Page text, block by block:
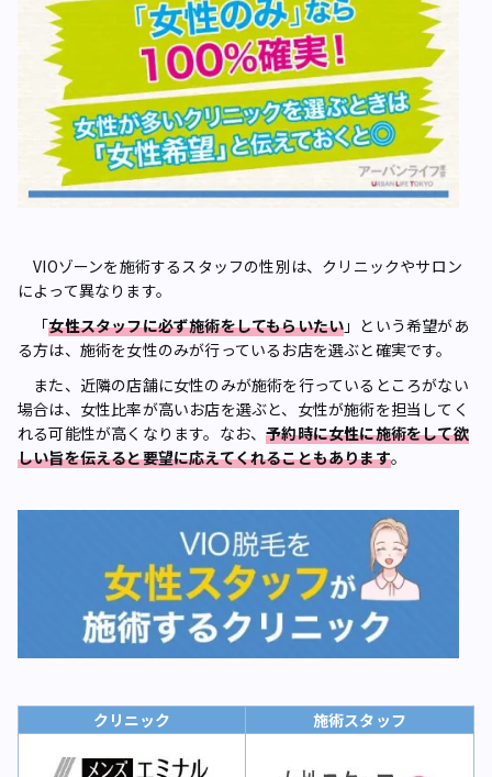
VIOゾーンを施術するスタッフの性別は、クリニックやサロン
によって異なります。
「女性スタッフに必ず施術をしてもらいたい 」という希望があ
る方は、施術を女性のみが行っているお店を選ぶと確実です。
また、近隣の店舗に女性のみが施術を行っているところがない
場合は、女性比率が高いお店を選ぶと、女性が施術を担当してく
れる可能性が高くなります。なお、予約時に女性に施術をして欲
しい旨を伝えると要望に応えてくれることもあります。
クリニック 施術スタッフ